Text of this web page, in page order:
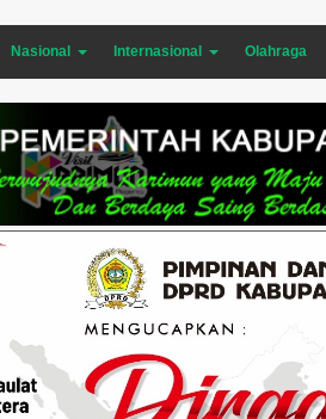
Nasional Internasional Olahraga